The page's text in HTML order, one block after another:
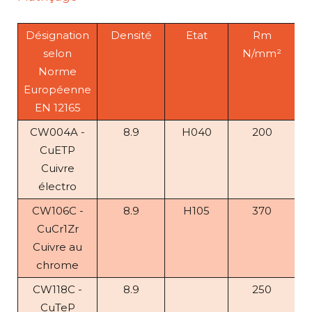
Désignation
selon
Norme
Européenne
EN 12165
Densité Etat
Rm
N/mm²
CW004A -
CuETP
Cuivre
électro
8.9 H040 200
CW106C -
CuCr1Zr
Cuivre au
chrome
8.9 H105 370
CW118C -
CuTeP
8.9 250